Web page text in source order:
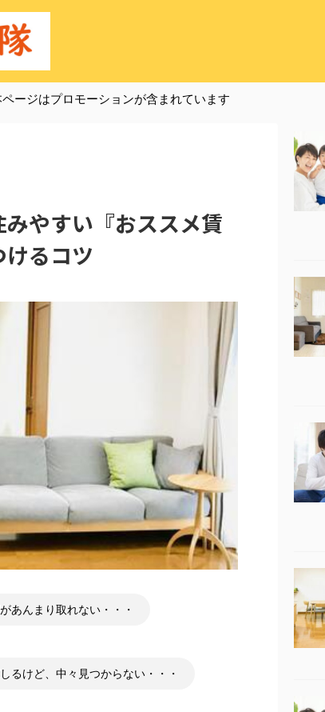
ージはプロモーションが含まれています
やすい『おススメ賃
るコツ
あんまり取れない・・・
るけど、中々見つからない・・・